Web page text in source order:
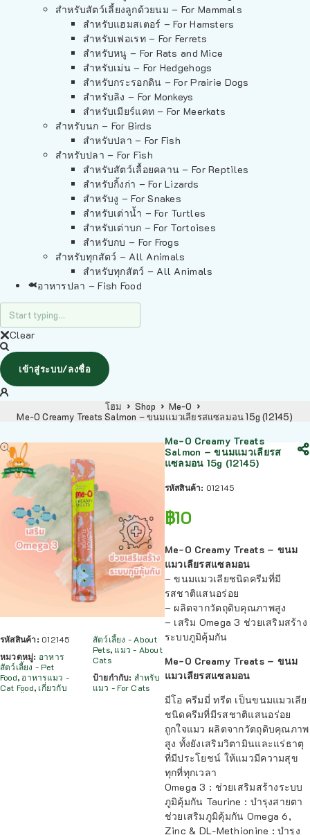
สำหรับสัตว์เลี้ยงลูกด้วยนม – For Mammals
สำหรับแฮมสเตอร์ – For Hamsters
สำหรับเฟอเรท – For Ferrets
สำหรับหนู – For Rats and Mice
สำหรับเม่น – For Hedgehogs
สำหรับกระรอกดิน – For Prairie Dogs
สำหรับลิง – For Monkeys
สำหรับเมียร์แคท – For Meerkats
สำหรับนก – For Birds
สำหรับปลา – For Fish
สำหรับปลา – For Fish
สำหรับสัตว์เลื้อยคลาน – For Reptiles
สำหรับกิ้งก่า – For Lizards
สำหรับงู – For Snakes
สำหรับเต่าน้ำ – For Turtles
สำหรับเต่าบก – For Tortoises
สำหรับกบ – For Frogs
สำหรับทุกสัตว์ – All Animals
สำหรับทุกสัตว์ – All Animals
อาหารปลา – Fish Food
Clear
เข้าสู่ระบบ/ลงชื่อ
โฮม Shop
Me-O
Me-O Creamy Treats Salmon – ขนมแมวเลียรสแซลมอน 15g (12145)
รหัสสินค้า: 012145
หมวดหมู่: อาหาร
สัตว์เลี้ยง - Pet
Food, อาหารแมว -
Cat Food, เกี่ยวกับ
สัตว์เลี้ยง - About
Pets, แมว - About
Cats
ป้ายกำกับ: สำหรับ
แมว - For Cats
Me-O Creamy Treats
Salmon – ขนมแมวเลียรส
แซลมอน 15g (12145)
รหัสสินค้า: 012145
฿10
Me-O Creamy Treats – ขนม
แมวเลียรสแซลมอน
– ขนมแมวเลียชนิดครีมที่มี
รสชาติแสนอร่อย
– ผลิตจากวัตถุดิบคุณภาพสูง
– เสริม Omega 3 ช่วยเสริมสร้าง
ระบบภูมิคุ้มกัน
Me-O Creamy Treats – ขนม
แมวเลียรสแซลมอน
มีโอ ครีมมี่ ทรีต เป็นขนมแมวเลีย
ชนิดครีมที่มีรสชาติแสนอร่อย
ถูกใจแมว ผลิตจากวัตถุดิบคุณภาพ
สูง ทั้งยังเสริมวิตามินและแร่ธาตุ
ที่มีประโยชน์ ให้แมวมีความสุข
ทุกที่ทุกเวลา
Omega 3 : ช่วยเสริมสร้างระบบ
ภูมิคุ้มกัน Taurine : บำรุงสายตา
ช่วยเสริมภูมิคุ้มกัน Omega 6,
Zinc & DL-Methionine : บำรุง